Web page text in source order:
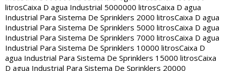
litrosCaixa D agua Industrial 5000000 litrosCaixa D agua
Industrial Para Sistema De Sprinklers 2000 litrosCaixa D agua
Industrial Para Sistema De Sprinklers 5000 litrosCaixa D agua
Industrial Para Sistema De Sprinklers 7000 litrosCaixa D agua
Industrial Para Sistema De Sprinklers 10000 litrosCaixa D
agua Industrial Para Sistema De Sprinklers 15000 litrosCaixa
D agua Industrial Para Sistema De Sprinklers 20000